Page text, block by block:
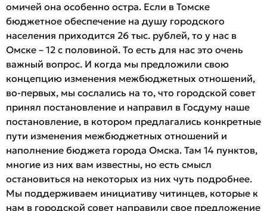
омичей она особенно остра. Если в Томске
бюджетное обеспечение на душу городского
населения приходится 26 тыс. рублей, то у нас в
Омске – 12 с половиной. То есть для нас это очень
важный вопрос. И когда мы предложили свою
концепцию изменения межбюджетных отношений,
во-первых, мы сослались на то, что городской совет
принял постановление и направил в Госдуму наше
постановление, в котором предлагались конкретные
пути изменения межбюджетных отношений и
наполнение бюджета города Омска. Там 14 пунктов,
многие из них вам известны, но есть смысл
остановиться на некоторых из них чуть подробнее.
Мы поддерживаем инициативу читинцев, которые к
нам в городской совет направили свое предложение